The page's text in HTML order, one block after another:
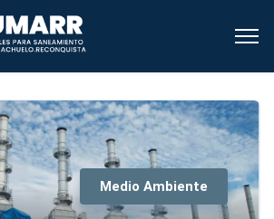
Medio Ambiente